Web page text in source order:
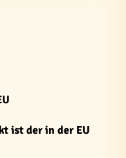
ist der in der EU